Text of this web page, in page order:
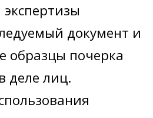
документ и
образцы почерка
деле лиц.